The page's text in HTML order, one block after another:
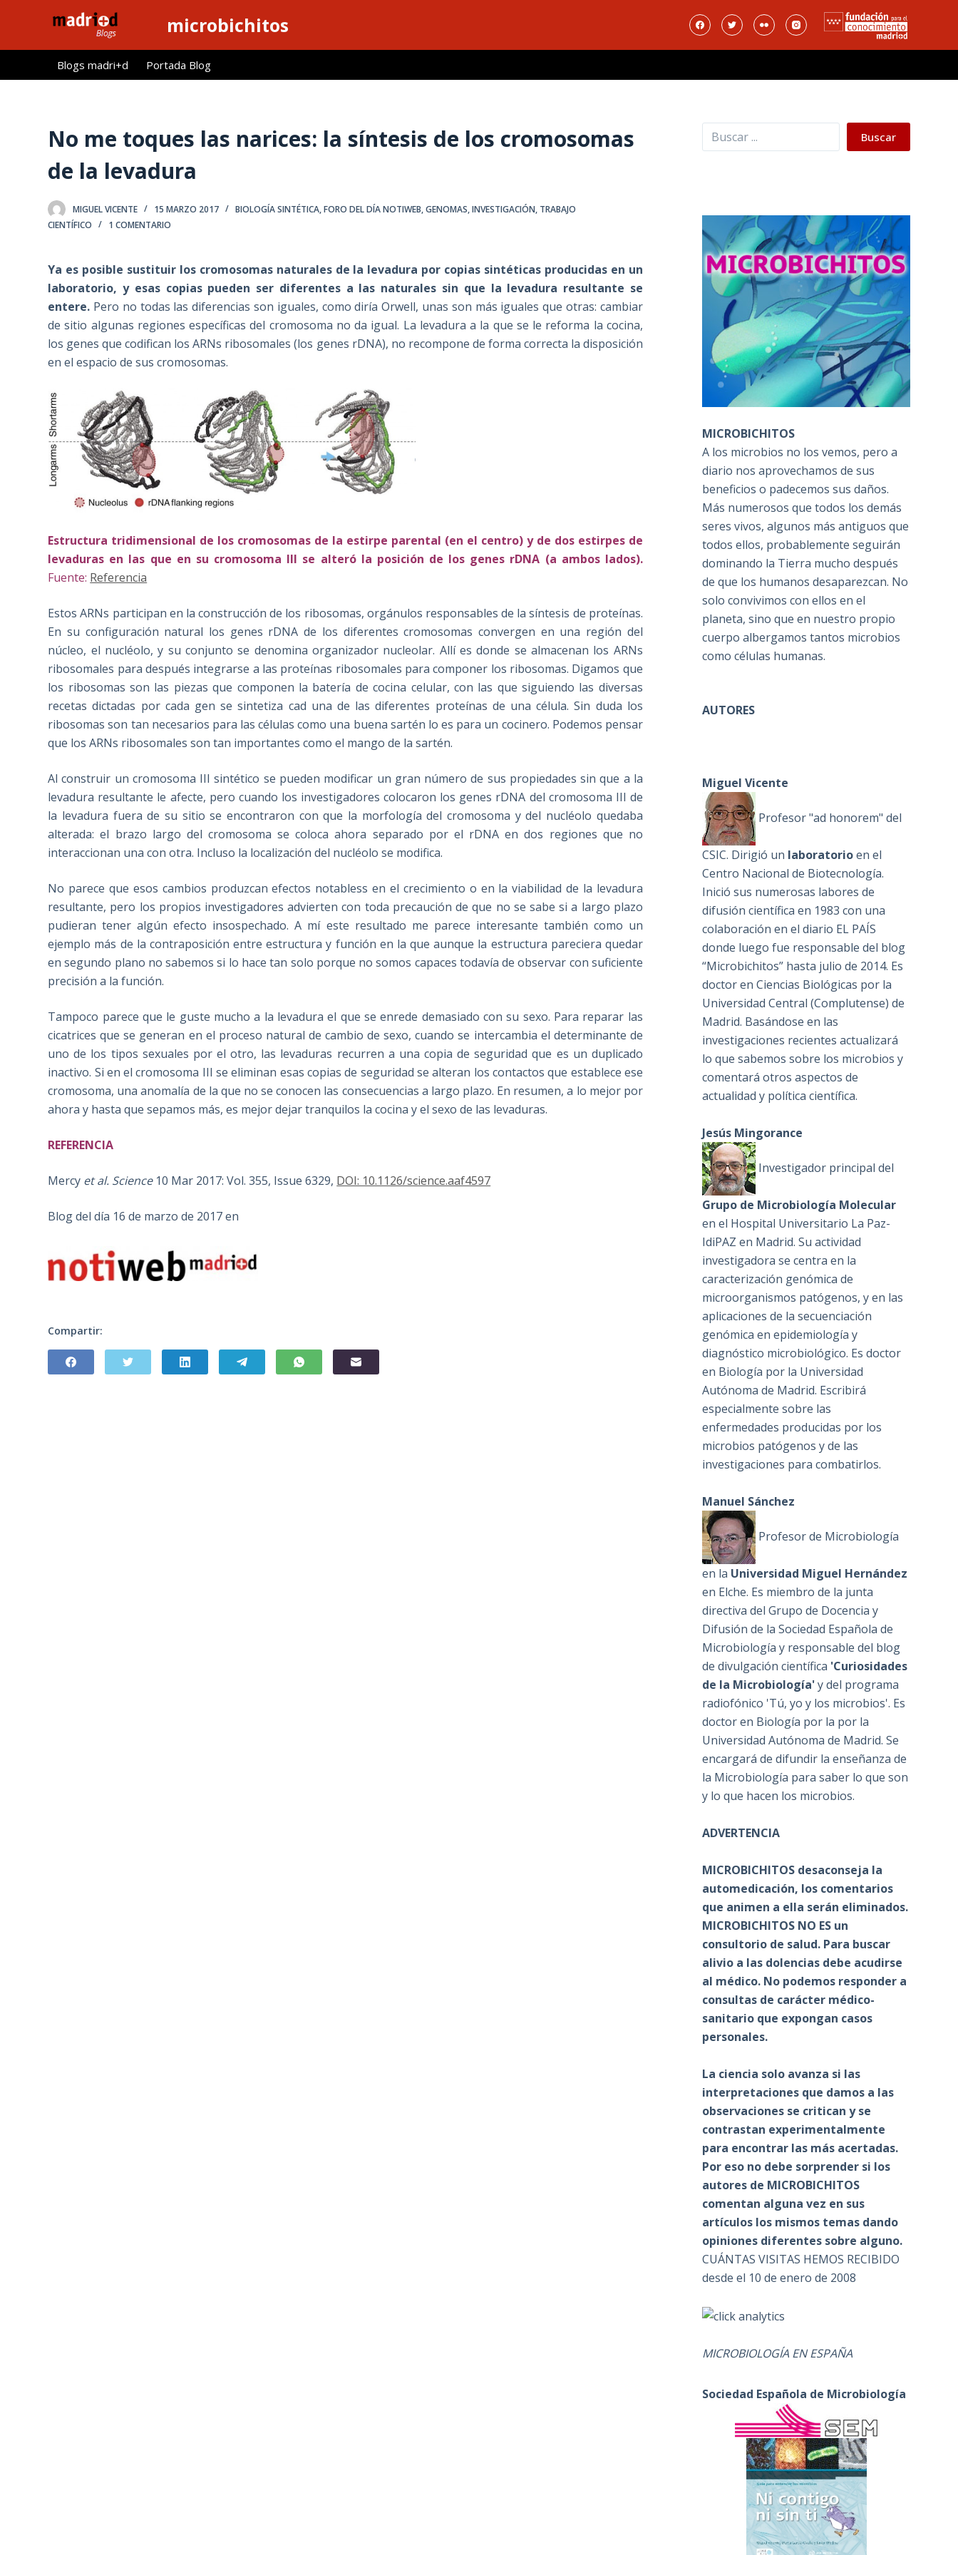
l
microbichitos
Blogs madri+d Portada Blog
No me toques las narices: la síntesis de los cromosomas
de la levadura
MIGUEL VICENTE 15 MARZO 2017 BIOLOGÍA SINTÉTICA,FORO DEL DÍA NOTIWEB,GENOMAS,INVESTIGACIÓN, TRABAJO
CIENTÍFICO
1 COMENTARIO
Ya es posible sustituir los cromosomas naturales de la levadura por copias sintéticas producidas en un
laboratorio, y esas copias pueden ser diferentes a las naturales sin que la levadura resultante se
entere. Pero no todas las diferencias son iguales, como diría Orwell, unas son más iguales que otras: cambiar
de sitio algunas regiones específicas del cromosoma no da igual. La levadura a la que se le reforma la cocina,
los genes que codifican los ARNs ribosomales (los genes rDNA), no recompone de forma correcta la disposición
en el espacio de sus cromosomas.
Estructura tridimensional de los cromosomas de la estirpe parental (en el centro) y de dos estirpes de
levaduras en las que en su cromosoma III se alteró la posición de los genes rDNA (a ambos lados).
Fuente: Referencia
Estos ARNs participan en la construcción de los ribosomas, orgánulos responsables de la síntesis de proteínas.
En su configuración natural los genes rDNA de los diferentes cromosomas convergen en una región del
núcleo, el nucléolo, y su conjunto se denomina organizador nucleolar. Allí es donde se almacenan los ARNs
ribosomales para después integrarse a las proteínas ribosomales para componer los ribosomas. Digamos que
los ribosomas son las piezas que componen la batería de cocina celular, con las que siguiendo las diversas
recetas dictadas por cada gen se sintetiza cad una de las diferentes proteínas de una célula. Sin duda los
ribosomas son tan necesarios para las células como una buena sartén lo es para un cocinero. Podemos pensar
que los ARNs ribosomales son tan importantes como el mango de la sartén.
Al construir un cromosoma III sintético se pueden modificar un gran número de sus propiedades sin que a la
levadura resultante le afecte, pero cuando los investigadores colocaron los genes rDNA del cromosoma III de
la levadura fuera de su sitio se encontraron con que la morfología del cromosoma y del nucléolo quedaba
alterada: el brazo largo del cromosoma se coloca ahora separado por el rDNA en dos regiones que no
interaccionan una con otra. Incluso la localización del nucléolo se modifica.
No parece que esos cambios produzcan efectos notabless en el crecimiento o en la viabilidad de la levadura
resultante, pero los propios investigadores advierten con toda precaución de que no se sabe si a largo plazo
pudieran tener algún efecto insospechado. A mí este resultado me parece interesante también como un
ejemplo más de la contraposición entre estructura y función en la que aunque la estructura pareciera quedar
en segundo plano no sabemos si lo hace tan solo porque no somos capaces todavía de observar con suficiente
precisión a la función.
Tampoco parece que le guste mucho a la levadura el que se enrede demasiado con su sexo. Para reparar las
cicatrices que se generan en el proceso natural de cambio de sexo, cuando se intercambia el determinante de
uno de los tipos sexuales por el otro, las levaduras recurren a una copia de seguridad que es un duplicado
inactivo. Si en el cromosoma III se eliminan esas copias de seguridad se alteran los contactos que establece ese
cromosoma, una anomalía de la que no se conocen las consecuencias a largo plazo. En resumen, a lo mejor por
ahora y hasta que sepamos más, es mejor dejar tranquilos la cocina y el sexo de las levaduras.
REFERENCIA
Mercy et al. Science10 Mar 2017: Vol. 355, Issue 6329, DOI: 10.1126/science.aaf4597
Blog del día 16 de marzo de 2017 en
Compartir:
Buscar Buscar
MICROBICHITOS
A los microbios no los vemos, pero a
diario nos aprovechamos de sus
beneficios o padecemos sus daños.
Más numerosos que todos los demás
seres vivos, algunos más antiguos que
todos ellos, probablemente seguirán
dominando la Tierra mucho después
de que los humanos desaparezcan. No
solo convivimos con ellos en el
planeta, sino que en nuestro propio
cuerpo albergamos tantos microbios
como células humanas.
AUTORES
Miguel Vicente
Profesor "ad honorem" del
CSIC. Dirigió un laboratorioen el
Centro Nacional de Biotecnología.
Inició sus numerosas labores de
difusión científica en 1983 con una
colaboración en el diario EL PAÍS
donde luego fue responsable del blog
“Microbichitos” hasta julio de 2014. Es
doctor en Ciencias Biológicas por la
Universidad Central (Complutense) de
Madrid. Basándose en las
investigaciones recientes actualizará
lo que sabemos sobre los microbios y
comentará otros aspectos de
actualidad y política científica.
Jesús Mingorance
Investigador principal del
Grupo de Microbiología Molecular
en el Hospital Universitario La Paz-
IdiPAZ en Madrid. Su actividad
investigadora se centra en la
caracterización genómica de
microorganismos patógenos, y en las
aplicaciones de la secuenciación
genómica en epidemiología y
diagnóstico microbiológico. Es doctor
en Biología por la Universidad
Autónoma de Madrid. Escribirá
especialmente sobre las
enfermedades producidas por los
microbios patógenos y de las
investigaciones para combatirlos.
Manuel Sánchez
Profesor de Microbiología
en la Universidad Miguel Hernández
en Elche. Es miembro de la junta
directiva del Grupo de Docencia y
Difusión de la Sociedad Española de
Microbiología y responsable del blog
de divulgación científica 'Curiosidades
de la Microbiología'y del programa
radiofónico 'Tú, yo y los microbios'. Es
doctor en Biología por la por la
Universidad Autónoma de Madrid. Se
encargará de difundir la enseñanza de
la Microbiología para saber lo que son
y lo que hacen los microbios.
ADVERTENCIA
MICROBICHITOS desaconseja la
automedicación, los comentarios
que animen a ella serán eliminados.
MICROBICHITOS NO ES un
consultorio de salud. Para buscar
alivio a las dolencias debe acudirse
al médico. No podemos responder a
consultas de carácter médico-
sanitario que expongan casos
personales.
La ciencia solo avanza si las
interpretaciones que damos a las
observaciones se critican y se
contrastan experimentalmente
para encontrar las más acertadas.
Por eso no debe sorprender si los
autores de MICROBICHITOS
comentan alguna vez en sus
artículos los mismos temas dando
opiniones diferentes sobre alguno.
CUÁNTAS VISITAS HEMOS RECIBIDO
desde el 10 de enero de 2008
MICROBIOLOGÍA EN ESPAÑA
Sociedad Española de Microbiología